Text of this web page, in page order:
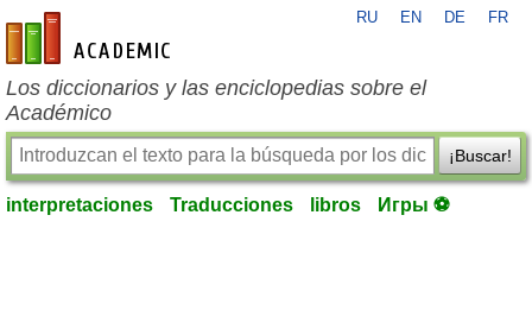
es-academic.com
RU EN DE FR
Los diccionarios y las enciclopedias sobre el
Académico
¡Buscar!
interpretaciones Traducciones libros Игры ⚽